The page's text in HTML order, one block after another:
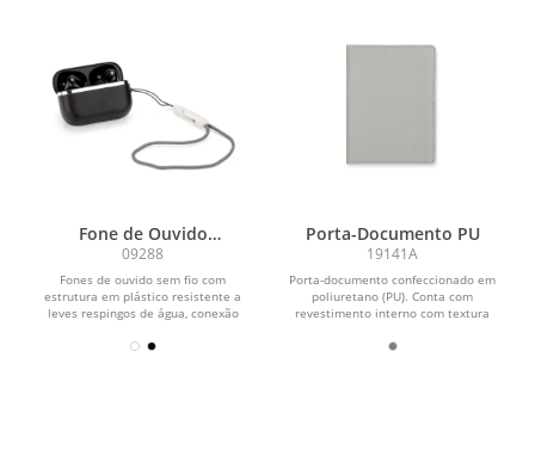
Fone de Ouvido
Bluetooth com Case
Carregador
09288
Fones de ouvido sem fio com
estrutura em plástico resistente a
leves respingos de água, conexão
Porta-Documento PU
19141A
Porta-documento confeccionado em
poliuretano (PU). Conta com
revestimento interno com textura